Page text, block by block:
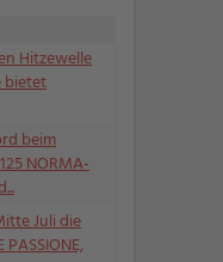
Hitzewelle
bietet
beim
NORMA-
Juli die